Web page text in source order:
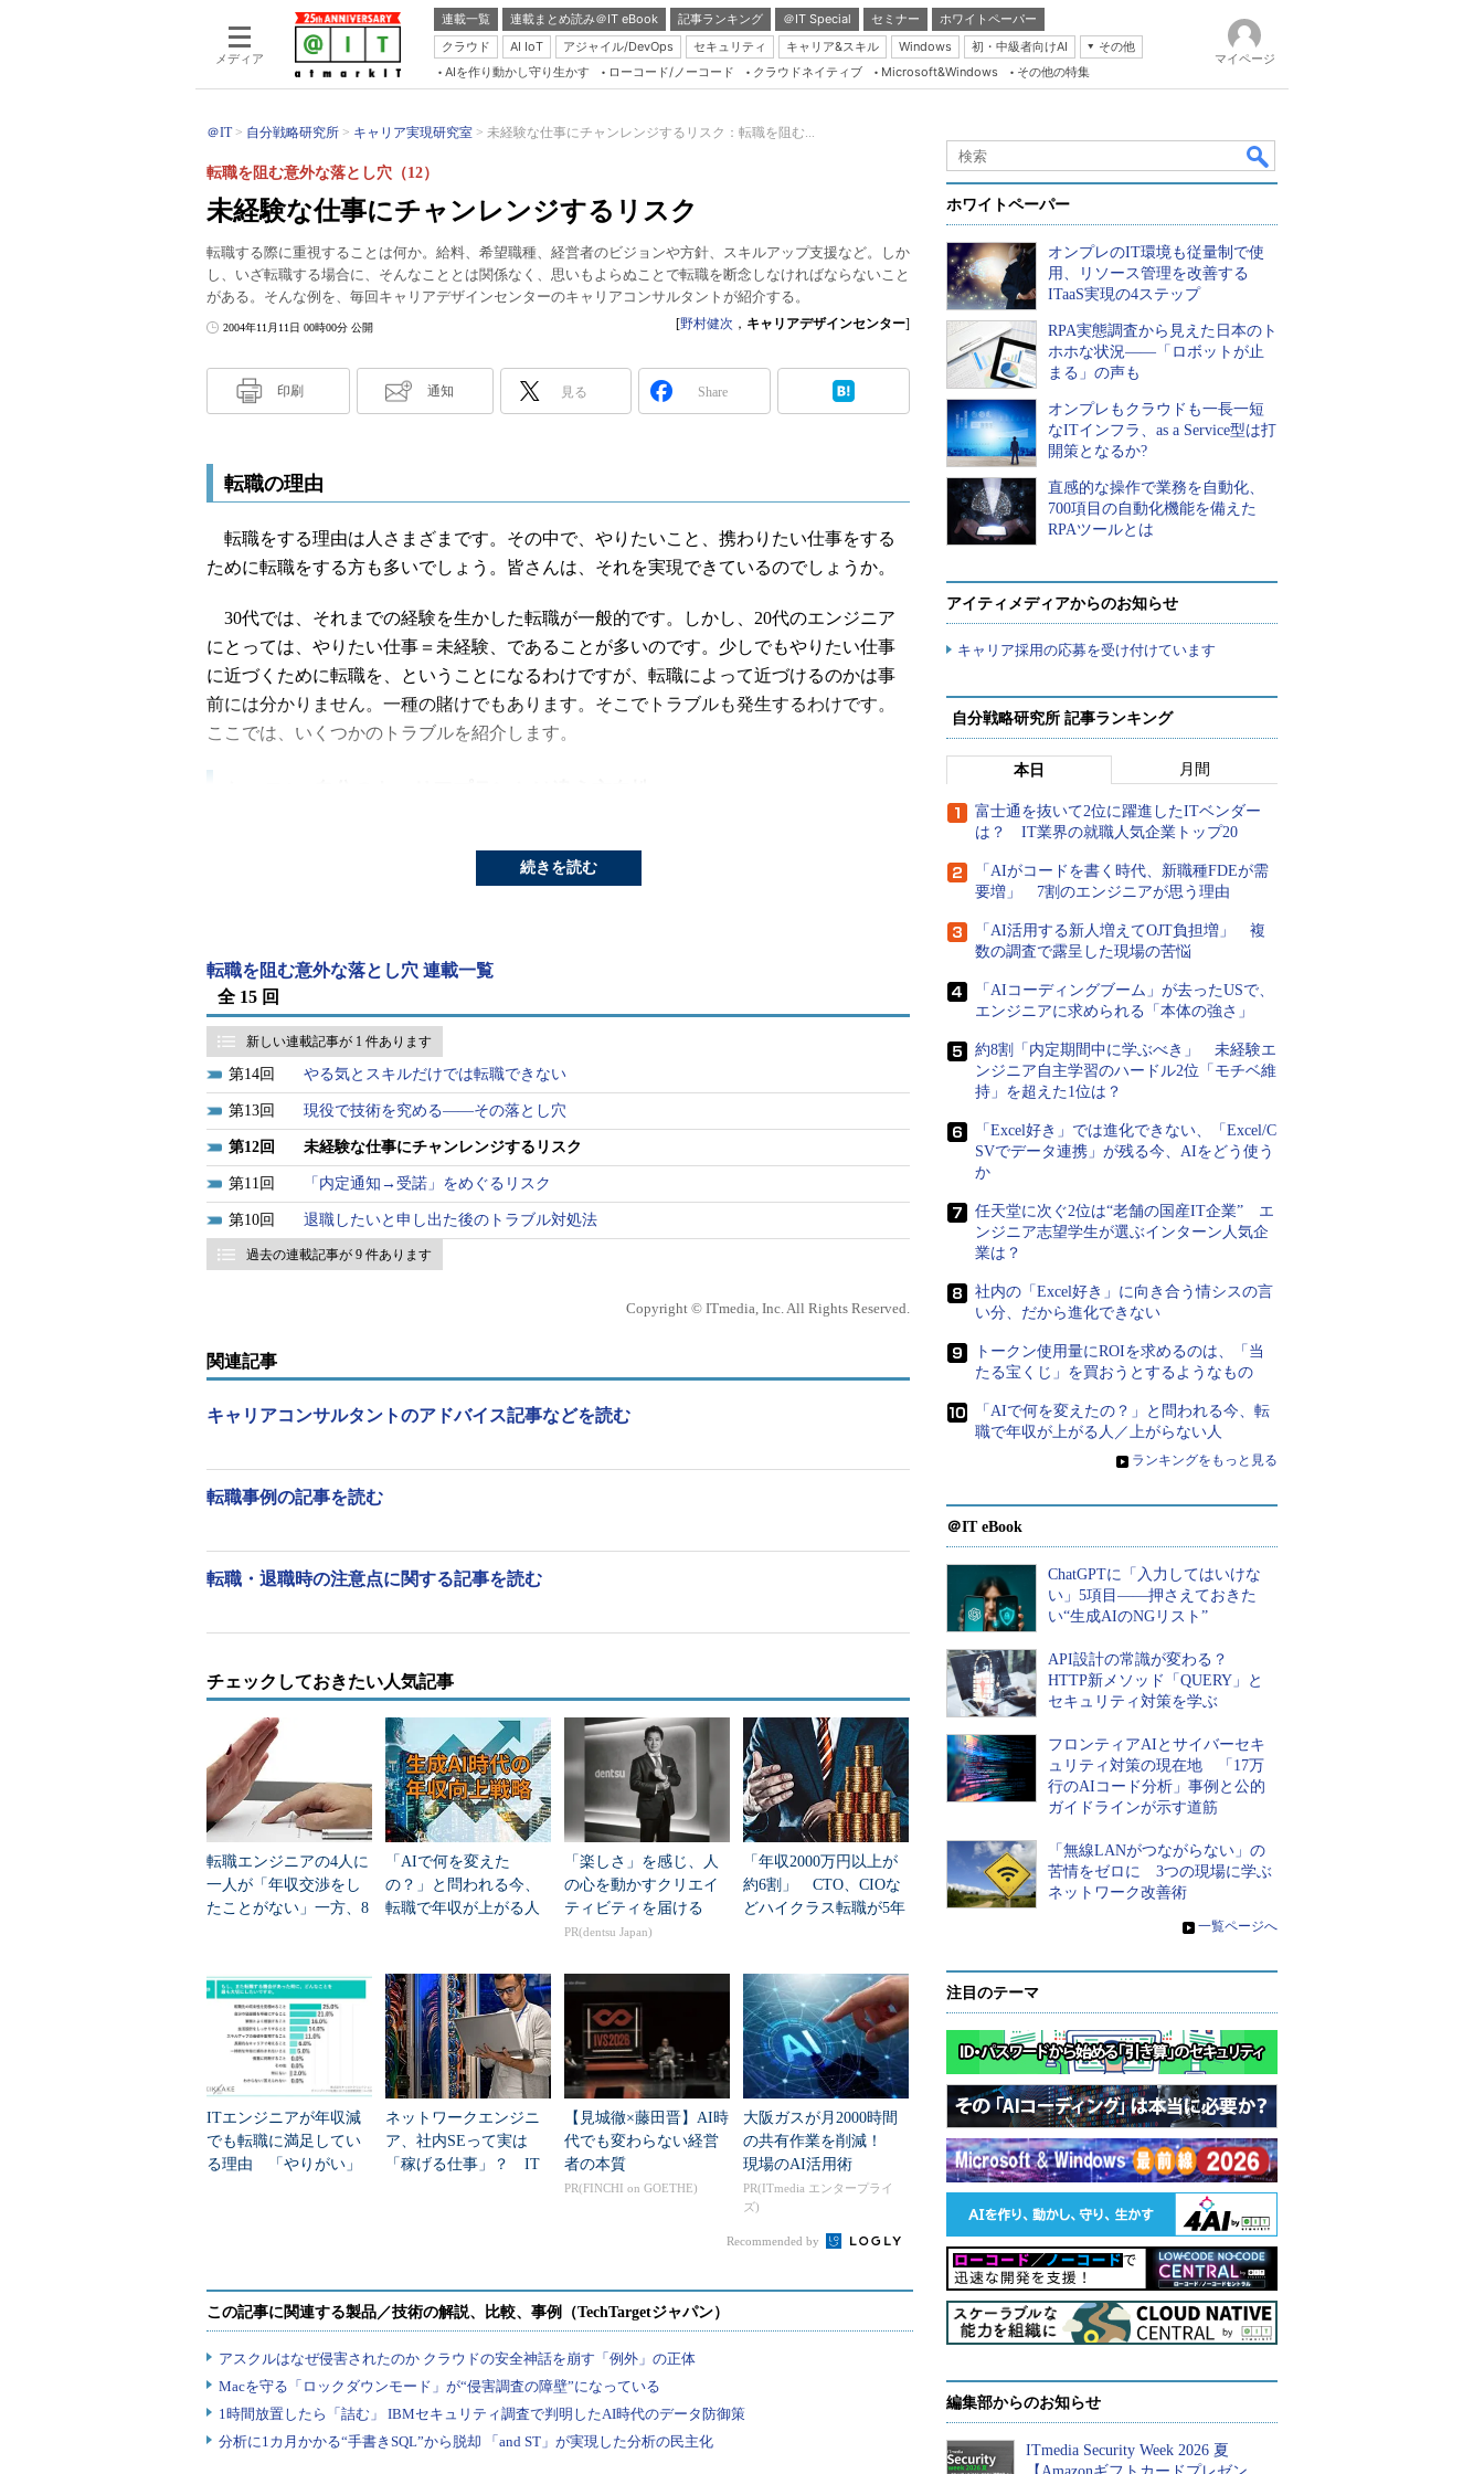
メディア
連載一覧 連載まとめ読み＠IT eBook 記事ランキング ＠IT Special セミナー
ホワイトペーパー
クラウド
AI IoT アジャイル/DevOps セキュリティ キャリア&スキル Windows 初・中級者向けAI
その他
Server & Storage
Database Expert
Master of IP Network
Security & Trust
AIを作り動かし守り生かす ローコード/ノーコード クラウドネイティブ Microsoft&Windows その他の特集
マイページ
＠IT 自分戦略研究所 キャリア実現研究室 未経験な仕事にチャンレンジするリスク：転職を阻む...
未経験な仕事にチャンレンジするリスク
転職を阻む意外な落とし穴（12）
転職する際に重視することは何か。給料、希望職種、経営者のビジョンや方針、スキルアップ支援など。しか
し、いざ転職する場合に、そんなこととは関係なく、思いもよらぬことで転職を断念しなければならないこと
がある。そんな例を、毎回キャリアデザインセンターのキャリアコンサルタントが紹介する。
2004年11月11日 00時00分 公開 [野村健次 ， キャリアデザインセンター]
印刷 通知 見る Share
転職の理由
転職をする理由は人さまざまです。その中で、やりたいこと、携わりたい仕事をする
ために転職をする方も多いでしょう。皆さんは、それを実現できているのでしょうか。
30代では、それまでの経験を生かした転職が一般的です。しかし、20代のエンジニア
にとっては、やりたい仕事＝未経験、であることが多いのです。少しでもやりたい仕事
に近づくために転職を、ということになるわけですが、転職によって近づけるのかは事
前には分かりません。一種の賭けでもあります。そこでトラブルも発生するわけです。
ここでは、いくつかのトラブルを紹介します。
発を経験してきていたものの、将来に対する不安から転職しました。将来への不安と
東山さんは、転職に当たってもう1つ希望がありました。東山さんは2浪して大学に入
学したため、年齢の割に開発経験が短く、少なくともあと3年は開発経験を積みたいと考
えていました。
そこで、より規模が大きく1次請けのプロジェクトも多く手がけるB社に転職したので
す。
ところが入社後、東山さんはコミュニケーション力もあり、クライアントとの交渉な
ども任せられるような人だったため、あるプロジェクトのリーダーを任せられたので
す。人によってはそれをよい話だと考えると思います。しかし、彼の考えるキャリアプ
ランは当面開発経験を積みたいというものでした。プロジェクトリーダーの業務内容を
ケース2：転職しても状況は変わらず
大手銀行系のシステムインテグレータ（SI）に勤める高田さん（仮名・29歳）は、当
市場ニーズは次第に低下するのを実感し、このままでは自分の将来はどうなるのだろう
験もしたいと数年前から考えていたのです。
です。ただ、最後に面接を受けた企業（基本は汎用系だが、一部オープン系も手掛けて
いる）から内定が出ました。彼は初めは汎用系に希望を出し、オープン系も手掛けさせ
てもらおうと考え、転職を決断しました。
しかし、高田さんが入社して手掛けたのは、ほとんどが汎用系のプロジェクトでし
た。また、オープン系の部署は人気部門で、プロパーで働いている人たちもほとんどが
その部門への異動を希望していたのです。そんな中で高田さんは、この新しい会社での
評価と信頼関係を一からつくっていかなければならなかったのです。
そこで高田さんが考えたことは、結果を出して周囲から評価を得られたとして2、3年
ではないか……。彼は不安を募らせるとともに、転職したこと自体が正しかったのかど
うかを自問自答する毎日です。
2つの事例から分かること
上記の2つのケースを読み、どう思われましたか。2人とも自分の考える希望どおりに
は事が運ばなかったわけですが、これらを防ぐために共通していえる2つのことがありま
す。
（1）面接では自分の描いているキャリアプランを明確に伝える必要がある。
え、自分自身の希望をいうことに多少臆してしまうことはよくあります。しかし、それ
った場合、採用が見送りになることはあるでしょう。ただ、それは問題を未然に防げた
ということで、双方にとってハッピーだと考えるべきです。
（2）転職を実行するには適切なタイミングがある。
続きを読む
転職を阻む意外な落とし穴 連載一覧
全 15 回
新しい連載記事が 1 件あります
14 やる気とスキルだけでは転職できない
13 現役で技術を究める――その落とし穴
12 未経験な仕事にチャンレンジするリスク
11 「内定通知→受諾」をめぐるリスク
10 退職したいと申し出た後のトラブル対処法
過去の連載記事が 9 件あります
Copyright © ITmedia, Inc. All Rights Reserved.
関連記事
キャリアコンサルタントのアドバイス記事などを読む
転職事例の記事を読む
転職・退職時の注意点に関する記事を読む
チェックしておきたい人気記事
転職エンジニアの4人に
一人が「年収交渉をし
たことがない」一方、8
「AIで何を変えた
の？」と問われる今、
転職で年収が上がる人
「楽しさ」を感じ、人
の心を動かすクリエイ
ティビティを届ける
PR(dentsu Japan)
「年収2000万円以上が
約6割」 CTO、CIOな
どハイクラス転職が5年
ITエンジニアが年収減
でも転職に満足してい
る理由 「やりがい」
ネットワークエンジニ
ア、社内SEって実は
「稼げる仕事」？ IT
【見城徹×藤田晋】AI時
代でも変わらない経営
者の本質
PR(FINCHI on GOETHE)
大阪ガスが月2000時間
の共有作業を削減！
現場のAI活用術
PR(ITmedia エンタープライ
ズ)
Recommended by
ホワイトペーパー
オンプレのIT環境も従量制で使
用、リソース管理を改善する
ITaaS実現の4ステップ
RPA実態調査から見えた日本のト
ホホな状況――「ロボットが止
まる」の声も
オンプレもクラウドも一長一短
なITインフラ、as a Service型は打
開策となるか?
直感的な操作で業務を自動化、
700項目の自動化機能を備えた
RPAツールとは
アイティメディアからのお知らせ
キャリア採用の応募を受け付けています
自分戦略研究所 記事ランキング
本日 月間
富士通を抜いて2位に躍進したITベンダー
は？ IT業界の就職人気企業トップ20
「AIがコードを書く時代、新職種FDEが需
要増」 7割のエンジニアが思う理由
「AI活用する新人増えてOJT負担増」 複
数の調査で露呈した現場の苦悩
「AIコーディングブーム」が去ったUSで、
エンジニアに求められる「本体の強さ」
約8割「内定期間中に学ぶべき」 未経験エ
ンジニア自主学習のハードル2位「モチベ維
持」を超えた1位は？
「Excel好き」では進化できない、「Excel/C
SVでデータ連携」が残る今、AIをどう使う
か
任天堂に次ぐ2位は“老舗の国産IT企業” エ
ンジニア志望学生が選ぶインターン人気企
業は？
社内の「Excel好き」に向き合う情シスの言
い分、だから進化できない
トークン使用量にROIを求めるのは、「当
たる宝くじ」を買おうとするようなもの
「AIで何を変えたの？」と問われる今、転
職で年収が上がる人／上がらない人
» ランキングをもっと見る
＠IT eBook
ChatGPTに「入力してはいけな
い」5項目――押さえておきた
い“生成AIのNGリスト”
API設計の常識が変わる？
HTTP新メソッド「QUERY」と
セキュリティ対策を学ぶ
フロンティアAIとサイバーセキ
ュリティ対策の現在地 「17万
行のAIコード分析」事例と公的
ガイドラインが示す道筋
「無線LANがつながらない」の
苦情をゼロに 3つの現場に学ぶ
ネットワーク改善術
» 一覧ページへ
注目のテーマ
編集部からのお知らせ
ITmedia Security Week 2026 夏